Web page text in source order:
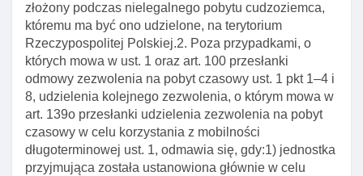
złożony podczas nielegalnego pobytu cudzoziemca,
któremu ma być ono udzielone, na terytorium
Rzeczypospolitej Polskiej.2. Poza przypadkami, o
których mowa w ust. 1 oraz art. 100 przesłanki
odmowy zezwolenia na pobyt czasowy ust. 1 pkt 1–4 i
8, udzielenia kolejnego zezwolenia, o którym mowa w
art. 139o przesłanki udzielenia zezwolenia na pobyt
czasowy w celu korzystania z mobilności
długoterminowej ust. 1, odmawia się, gdy:1) jednostka
przyjmująca została ustanowiona głównie w celu
Art. 139l. Wniosek o udzielenie kolejnego
zezwolenia na pobyt czasowy w celu
wykonywania pracy w ramach przeniesienia
wewnątrz przedsiębiorstwa
Art. 139m. Obowiązki informacyjne jednostki
przyjmującej
Art. 139ma. Zawiadomienie o zamiarze
skorzystania z mobilnośCI pracownika jednostki
przyjmującej